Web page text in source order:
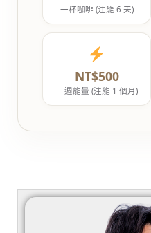
一杯咖啡 (注能 6 天)
NT$500
一週能量 (注能 1 個月)